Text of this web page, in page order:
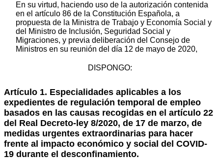
En su virtud, haciendo uso de la autorización contenida
en el artículo 86 de la Constitución Española, a
propuesta de la Ministra de Trabajo y Economía Social y
del Ministro de Inclusión, Seguridad Social y
Migraciones, y previa deliberación del Consejo de
Ministros en su reunión del día 12 de mayo de 2020,
DISPONGO:
Artículo 1. Especialidades aplicables a los
expedientes de regulación temporal de empleo
basados en las causas recogidas en el artículo 22
del Real Decreto-ley 8/2020, de 17 de marzo, de
medidas urgentes extraordinarias para hacer
frente al impacto económico y social del COVID-
19 durante el desconfinamiento.